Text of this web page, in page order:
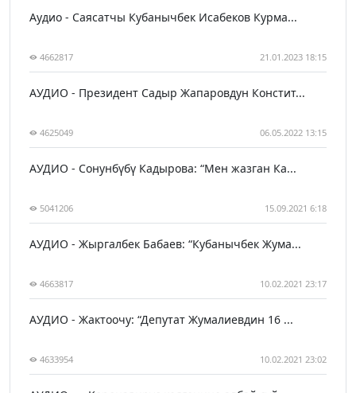
Аудио - Саясатчы Кубанычбек Исабеков Курма...
4662817 21.01.2023 18:15
АУДИО - Президент Садыр Жапаровдун Констит...
4625049 06.05.2022 13:15
АУДИО - Сонунбүбү Кадырова: “Мен жазган Ка...
5041206 15.09.2021 6:18
АУДИО - Жыргалбек Бабаев: “Кубанычбек Жума...
4663817 10.02.2021 23:17
АУДИО - Жактоочу: “Депутат Жумалиевдин 16 ...
4633954 10.02.2021 23:02